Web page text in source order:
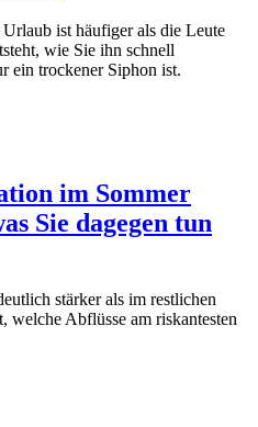
ist häufiger als die Leute
wie Sie ihn schnell
ein trockener Siphon ist.
im Sommer
Sie dagegen tun
stärker als im restlichen
welche Abflüsse am riskantesten